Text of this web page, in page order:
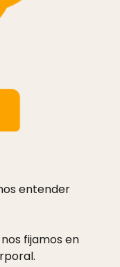
entender
fijamos en